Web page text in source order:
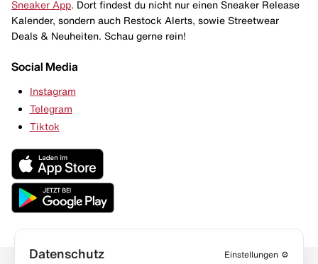
Sneaker App . Dort findest du nicht nur einen Sneaker Release
Kalender, sondern auch Restock Alerts, sowie Streetwear
Deals & Neuheiten. Schau gerne rein!
Social Media
Instagram
Telegram
Tiktok
Datenschutz Einstellungen ⚙️